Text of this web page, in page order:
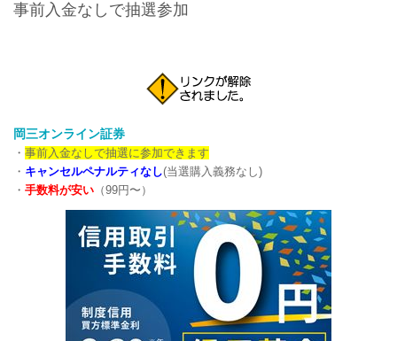
事前入金なしで抽選参加
岡三オンライン証券
・ 事前入金なしで抽選に参加できます
・ キャンセルペナルティなし(当選購入義務なし)
・ 手数料が安い （99円〜）